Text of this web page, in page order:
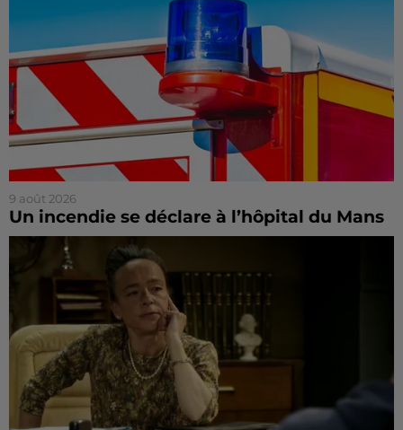
9 août 2026
Un incendie se déclare à l’hôpital du Mans